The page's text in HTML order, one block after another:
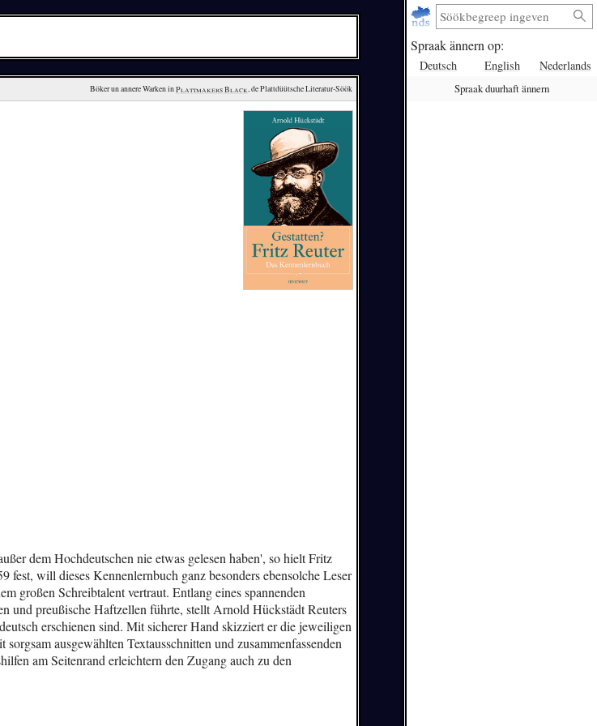
Spraak ännern op:
Deutsch English Nederlands
Spraak duurhaft ännern
Böker un annere Warken in Plattmakers Black, de Plattdüütsche Literatur-Söök
dem Hochdeutschen nie etwas gelesen haben', so hielt Fritz
fest, will dieses Kennenlernbuch ganz besonders ebensolche Leser
großen Schreibtalent vertraut. Entlang eines spannenden
und preußische Haftzellen führte, stellt Arnold Hückstädt Reuters
erschienen sind. Mit sicherer Hand skizziert er die jeweiligen
ausgewählten Textausschnitten und zusammenfassenden
am Seitenrand erleichtern den Zugang auch zu den